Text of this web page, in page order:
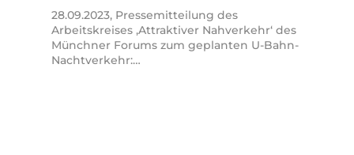
28.09.2023, Pressemitteilung des
Arbeitskreises ‚Attraktiver Nahverkehr‘ des
Münchner Forums zum geplanten U-Bahn-
Nachtverkehr:…